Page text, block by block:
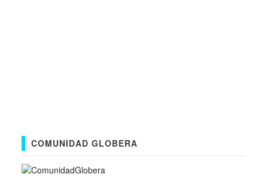
COMUNIDAD GLOBERA